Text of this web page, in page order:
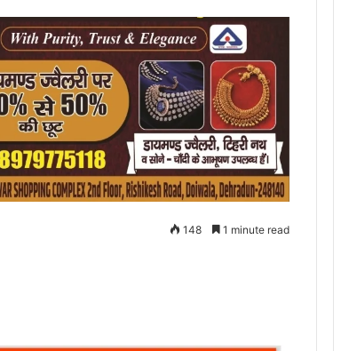
148 1 minute read